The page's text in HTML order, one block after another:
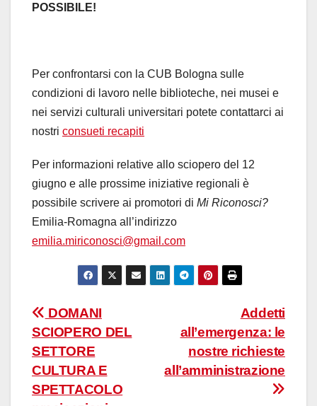
POSSIBILE!
Per confrontarsi con la CUB Bologna sulle
condizioni di lavoro nelle biblioteche, nei musei e
nei servizi culturali universitari potete contattarci ai
nostri consueti recapiti
Per informazioni relative allo sciopero del 12
giugno e alle prossime iniziative regionali è
possibile scrivere ai promotori di Mi Riconosci?
Emilia-Romagna all’indirizzo
emilia.miriconosci@gmail.com
Navigazione
articoli
Addetti
all’emergenza: le
nostre richieste
all’amministrazione
DOMANI
SCIOPERO DEL
SETTORE
CULTURA E
SPETTACOLO